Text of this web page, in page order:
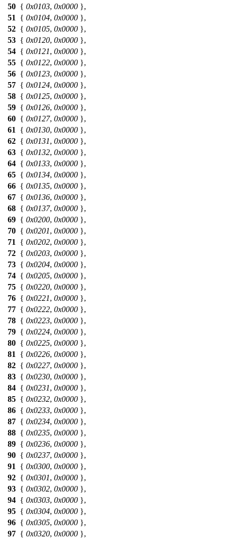
50 { 0x0103, 0x0000 },
51
{ 0x0104, 0x0000 },
52 { 0x0105, 0x0000 },
53 { 0x0120, 0x0000 },
54 { 0x0121, 0x0000 },
55 { 0x0122, 0x0000 },
56 { 0x0123, 0x0000 },
57 { 0x0124, 0x0000 },
58 { 0x0125, 0x0000 },
59 { 0x0126, 0x0000 },
60 { 0x0127, 0x0000 },
61
{ 0x0130, 0x0000 },
62 { 0x0131, 0x0000 },
63 { 0x0132, 0x0000 },
64 { 0x0133, 0x0000 },
65 { 0x0134, 0x0000 },
66 { 0x0135, 0x0000 },
67 { 0x0136, 0x0000 },
68 { 0x0137, 0x0000 },
69 { 0x0200, 0x0000 },
70 { 0x0201, 0x0000 },
71
{ 0x0202, 0x0000 },
72 { 0x0203, 0x0000 },
73 { 0x0204, 0x0000 },
74 { 0x0205, 0x0000 },
75 { 0x0220, 0x0000 },
76 { 0x0221, 0x0000 },
77 { 0x0222, 0x0000 },
78 { 0x0223, 0x0000 },
79 { 0x0224, 0x0000 },
80 { 0x0225, 0x0000 },
81
{ 0x0226, 0x0000 },
82 { 0x0227, 0x0000 },
83 { 0x0230, 0x0000 },
84 { 0x0231, 0x0000 },
85 { 0x0232, 0x0000 },
86 { 0x0233, 0x0000 },
87 { 0x0234, 0x0000 },
88 { 0x0235, 0x0000 },
89 { 0x0236, 0x0000 },
90 { 0x0237, 0x0000 },
91
{ 0x0300, 0x0000 },
92 { 0x0301, 0x0000 },
93 { 0x0302, 0x0000 },
94 { 0x0303, 0x0000 },
95 { 0x0304, 0x0000 },
96 { 0x0305, 0x0000 },
97 { 0x0320, 0x0000 },